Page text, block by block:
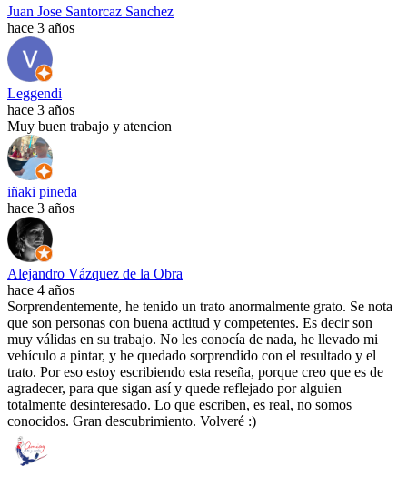
Juan Jose Santorcaz Sanchez
hace 3 años
Leggendi
hace 3 años
Muy buen trabajo y atencion
iñaki pineda
hace 3 años
Alejandro Vázquez de la Obra
hace 4 años
Sorprendentemente, he tenido un trato anormalmente grato. Se nota
que son personas con buena actitud y competentes. Es decir son
muy válidas en su trabajo. No les conocía de nada, he llevado mi
vehículo a pintar, y he quedado sorprendido con el resultado y el
trato. Por eso estoy escribiendo esta reseña, porque creo que es de
agradecer, para que sigan así y quede reflejado por alguien
totalmente desinteresado. Lo que escriben, es real, no somos
conocidos. Gran descubrimiento. Volveré :)